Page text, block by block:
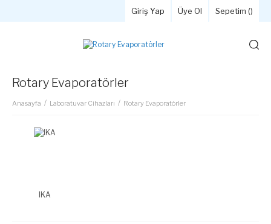
Giriş Yap Üye Ol Sepetim ()
Rotary Evaporatörler
Anasayfa Laboratuvar Cihazları Rotary Evaporatörler
IKA